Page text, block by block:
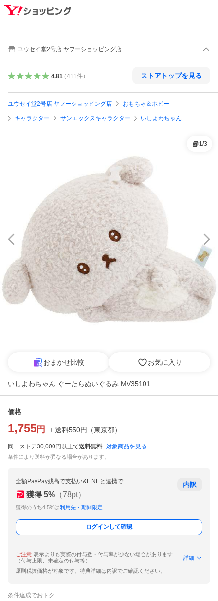
ユウセイ堂2号店 ヤフーショッピング店
4.81（411件） ストアトップを見る
ユウセイ堂2号店 ヤフーショッピング店 おもちゃ＆ホビー
キャラクター サンエックスキャラクター いしよわちゃん
1/3
おまかせ比較 お気に入り
いしよわちゃん ぐーたらぬいぐるみ MV35101
価格
1,755 円 + 送料550円 （東京都）
同一ストア30,000円以上で送料無料 対象商品を見る
条件により送料が異なる場合があります。
全額PayPay残高で支払い&LINEと連携で
獲得 5% （78pt）
獲得のうち4.5%は利用先・期間限定
内訳
ログインして確認
ご注意 表示よりも実際の付与数・付与率が少ない場合があります
（付与上限、未確定の付与等）
詳細
原則税抜価格が対象です。特典詳細は内訳でご確認ください。
条件達成でおトク